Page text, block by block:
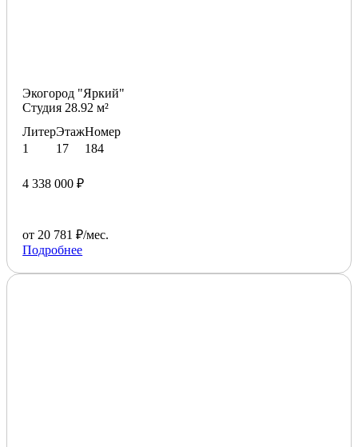
Экогород "Яркий"
Студия 28.92 м²
Литер
1
Этаж
17
Номер
184
4 338 000 ₽
от 20 781 ₽/мес.
Подробнее